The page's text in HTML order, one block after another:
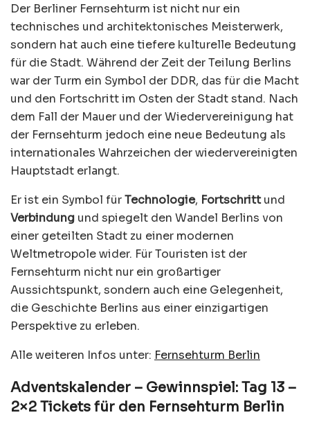
Der Berliner Fernsehturm ist nicht nur ein
technisches und architektonisches Meisterwerk,
sondern hat auch eine tiefere kulturelle Bedeutung
für die Stadt. Während der Zeit der Teilung Berlins
war der Turm ein Symbol der DDR, das für die Macht
und den Fortschritt im Osten der Stadt stand. Nach
dem Fall der Mauer und der Wiedervereinigung hat
der Fernsehturm jedoch eine neue Bedeutung als
internationales Wahrzeichen der wiedervereinigten
Hauptstadt erlangt.
Er ist ein Symbol fürTechnologie, Fortschrittund
Verbindung und spiegelt den Wandel Berlins von
einer geteilten Stadt zu einer modernen
Weltmetropole wider. Für Touristen ist der
Fernsehturm nicht nur ein großartiger
Aussichtspunkt, sondern auch eine Gelegenheit,
die Geschichte Berlins aus einer einzigartigen
Perspektive zu erleben.
Alle weiteren Infos unter: Fernsehturm Berlin
Adventskalender – Gewinnspiel: Tag 13 –
2×2 Tickets für den Fernsehturm Berlin